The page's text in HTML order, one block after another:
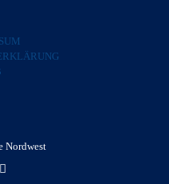
Nordwest